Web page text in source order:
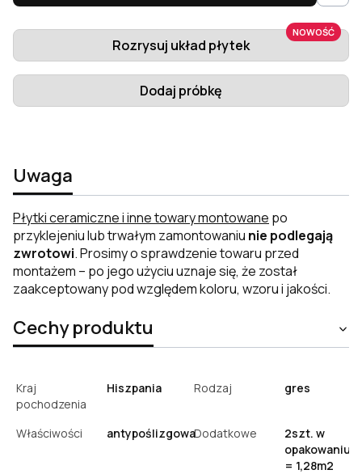
NOWOŚĆ
Rozrysuj układ płytek
Dodaj próbkę
Uwaga
Płytki ceramiczne i inne towary montowane po
przyklejeniu lub trwałym zamontowaniu nie podlegają
zwrotowi. Prosimy o sprawdzenie towaru przed
montażem – po jego użyciu uznaje się, że został
zaakceptowany pod względem koloru, wzoru i jakości.
Cechy produktu
Kraj
pochodzenia
Hiszpania Rodzaj gres
Właściwości antypoślizgowaDodatkowe
2szt. w
opakowaniu
= 1,28m2